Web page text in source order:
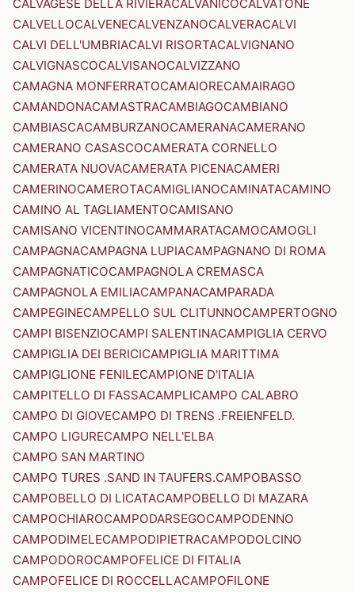
CALVAGESE DELLA RIVIERACALVANICOCALVATONE
CALVELLOCALVENECALVENZANOCALVERACALVI
CALVI DELL'UMBRIACALVI RISORTACALVIGNANO
CALVIGNASCOCALVISANOCALVIZZANO
CAMAGNA MONFERRATOCAMAIORECAMAIRAGO
CAMANDONACAMASTRACAMBIAGOCAMBIANO
CAMBIASCACAMBURZANOCAMERANACAMERANO
CAMERANO CASASCOCAMERATA CORNELLO
CAMERATA NUOVACAMERATA PICENACAMERI
CAMERINOCAMEROTACAMIGLIANOCAMINATACAMINO
CAMINO AL TAGLIAMENTOCAMISANO
CAMISANO VICENTINOCAMMARATACAMOCAMOGLI
CAMPAGNACAMPAGNA LUPIACAMPAGNANO DI ROMA
CAMPAGNATICOCAMPAGNOLA CREMASCA
CAMPAGNOLA EMILIACAMPANACAMPARADA
CAMPEGINECAMPELLO SUL CLITUNNOCAMPERTOGNO
CAMPI BISENZIOCAMPI SALENTINACAMPIGLIA CERVO
CAMPIGLIA DEI BERICICAMPIGLIA MARITTIMA
CAMPIGLIONE FENILECAMPIONE D'ITALIA
CAMPITELLO DI FASSACAMPLICAMPO CALABRO
CAMPO DI GIOVECAMPO DI TRENS .FREIENFELD.
CAMPO LIGURECAMPO NELL'ELBA
CAMPO SAN MARTINO
CAMPO TURES .SAND IN TAUFERS.CAMPOBASSO
CAMPOBELLO DI LICATACAMPOBELLO DI MAZARA
CAMPOCHIAROCAMPODARSEGOCAMPODENNO
CAMPODIMELECAMPODIPIETRACAMPODOLCINO
CAMPODOROCAMPOFELICE DI FITALIA
CAMPOFELICE DI ROCCELLACAMPOFILONE